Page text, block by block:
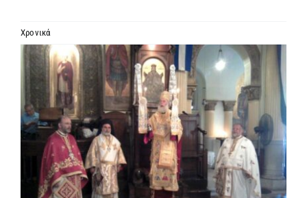
MEDIA
ΕΝΗΜΕΡΩΣΗ
ΣΥΝΔΕΣΕΙΣ
Χρονικά
Προβολή
μεγαλύτερης
εικόνας